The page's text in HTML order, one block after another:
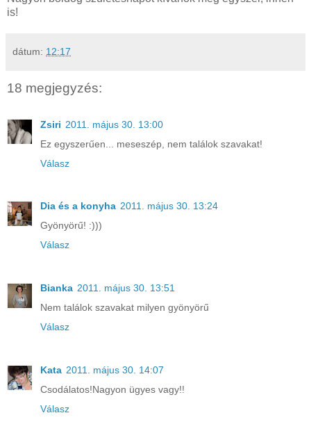
is!
dátum: 12:17
18 megjegyzés:
Zsiri 2011. május 30. 13:00
Ez egyszerűen... meseszép, nem találok szavakat!
Válasz
Dia és a konyha 2011. május 30. 13:24
Gyönyörű! :)))
Válasz
Bianka 2011. május 30. 13:51
Nem találok szavakat milyen gyönyörű
Válasz
Kata 2011. május 30. 14:07
Csodálatos!Nagyon ügyes vagy!!
Válasz